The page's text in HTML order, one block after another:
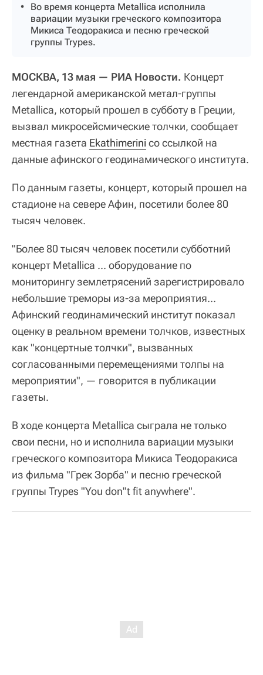
Во время концерта Metallica исполнила
вариации музыки греческого композитора
Микиса Теодоракиса и песню греческой
группы Trypes.
МОСКВА, 13 мая — РИА Новости. Концерт
легендарной американской метал-группы
Metallica, который прошел в субботу в Греции,
вызвал микросейсмические толчки, сообщает
местная газета Ekathimerini со ссылкой на
данные афинского геодинамического института.
По данным газеты, концерт, который прошел на
стадионе на севере Афин, посетили более 80
тысяч человек.
"Более 80 тысяч человек посетили субботний
концерт Metallica ... оборудование по
мониторингу землетрясений зарегистрировало
небольшие треморы из-за мероприятия...
Афинский геодинамический институт показал
оценку в реальном времени толчков, известных
как "концертные толчки", вызванных
согласованными перемещениями толпы на
мероприятии", — говорится в публикации
газеты.
В ходе концерта Metallica сыграла не только
свои песни, но и исполнила вариации музыки
греческого композитора Микиса Теодоракиса
из фильма "Грек Зорба" и песню греческой
группы Trypes "You don"t fit anywhere".